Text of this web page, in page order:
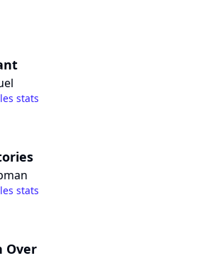
stats
stats
Over